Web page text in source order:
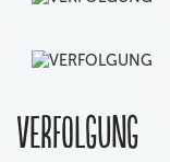
Verfolgung